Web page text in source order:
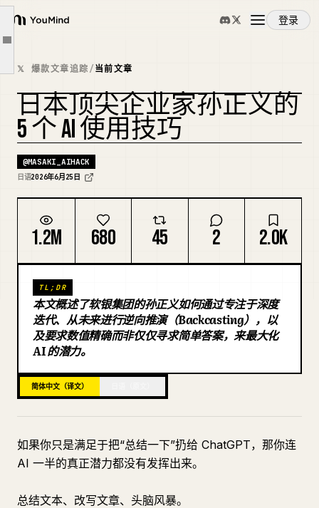
YouMind
登录
概览
使用案例
技能
提示词
定价
下载
博客
更新
文章大纲
方法③：从未来倒推你的问题
方法⑤：把它当成比自己更聪明的人
总结
最后，还有一件事。
参考文献
𝕏 爆款文章追踪/当前文章
日本顶尖企业家孙正义的
5 个 AI 使用技巧
@MASAKI_AIHACK
日语2026年6月25日
1.2M 680 45 2 2.0K
TL;DR
本文概述了软银集团的孙正义如何通过专注于深度
迭代、从未来进行逆向推演（Backcasting），以
及要求数值精确而非仅仅寻求简单答案，来最大化
AI 的潜力。
简体中文（译文）
如果你只是满足于把“总结一下”扔给 ChatGPT，那你连
AI 一半的真正潜力都没有发挥出来。
总结文本、改写文章、头脑风暴。